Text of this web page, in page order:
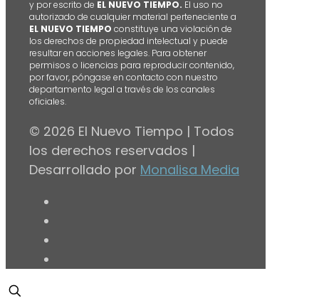
y por escrito de EL NUEVO TIEMPO. El uso no
autorizado de cualquier material perteneciente a
EL NUEVO TIEMPO constituye una violación de
los derechos de propiedad intelectual y puede
resultar en acciones legales. Para obtener
permisos o licencias para reproducir contenido,
por favor, póngase en contacto con nuestro
departamento legal a través de los canales
oficiales.
© 2026 El Nuevo Tiempo | Todos
los derechos reservados |
Desarrollado por Monalisa Media